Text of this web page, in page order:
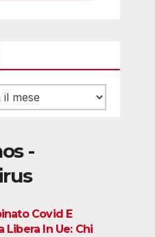
-
Covid E
Libera In Ue: Chi